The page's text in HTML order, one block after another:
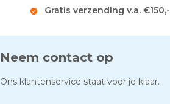
Gratis verzending v.a. €150,-
Neem contact op
Ons klantenservice staat voor je klaar.